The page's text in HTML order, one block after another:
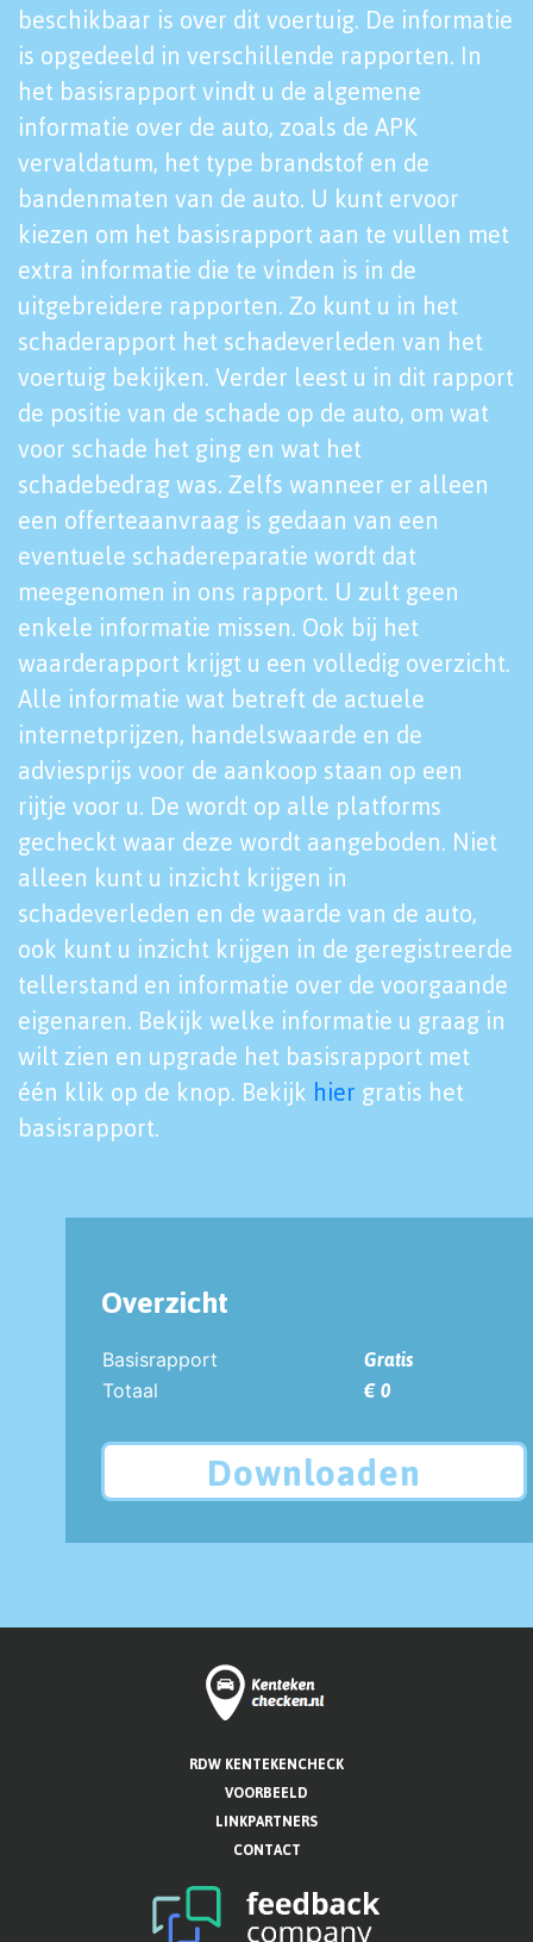
beschikbaar is over dit voertuig. De informatie
is opgedeeld in verschillende rapporten. In
het basisrapport vindt u de algemene
informatie over de auto, zoals de APK
vervaldatum, het type brandstof en de
bandenmaten van de auto. U kunt ervoor
kiezen om het basisrapport aan te vullen met
extra informatie die te vinden is in de
uitgebreidere rapporten. Zo kunt u in het
schaderapport het schadeverleden van het
voertuig bekijken. Verder leest u in dit rapport
de positie van de schade op de auto, om wat
voor schade het ging en wat het
schadebedrag was. Zelfs wanneer er alleen
een offerteaanvraag is gedaan van een
eventuele schadereparatie wordt dat
meegenomen in ons rapport. U zult geen
enkele informatie missen. Ook bij het
waarderapport krijgt u een volledig overzicht.
Alle informatie wat betreft de actuele
internetprijzen, handelswaarde en de
adviesprijs voor de aankoop staan op een
rijtje voor u. De wordt op alle platforms
gecheckt waar deze wordt aangeboden. Niet
alleen kunt u inzicht krijgen in
schadeverleden en de waarde van de auto,
ook kunt u inzicht krijgen in de geregistreerde
tellerstand en informatie over de voorgaande
eigenaren. Bekijk welke informatie u graag in
wilt zien en upgrade het basisrapport met
één klik op de knop. Bekijk hier gratis het
basisrapport.
Overzicht
Basisrapport
Gratis
Totaal
€ 0
Downloaden
RDW KENTEKENCHECK
VOORBEELD
LINKPARTNERS
CONTACT